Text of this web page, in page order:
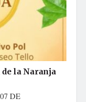
la Naranja
DE